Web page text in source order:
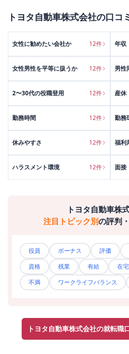
トヨタ自動車株式会社の口コミ
女性に勧めたい会社か 12件 年収
女性男性を平等に扱うか 12件 男性
2〜30代の役職登用 12件 産休
勤務時間 12件 勤務
休みやすさ 12件 福利
ハラスメント環境 12件 面接
トヨタ自動車株
注目トピック別の評判
役員 ボーナス 評価
資格
残業 有給 在宅
不満
ワークライフバランス
トヨタ自動車株式会社の就転職